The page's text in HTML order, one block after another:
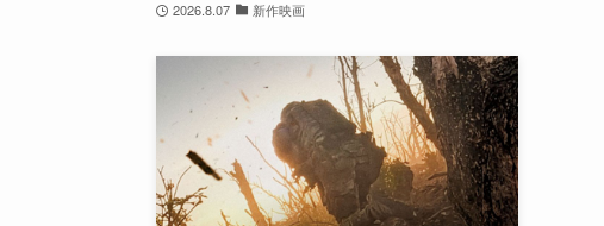
2026.8.07 新作映画